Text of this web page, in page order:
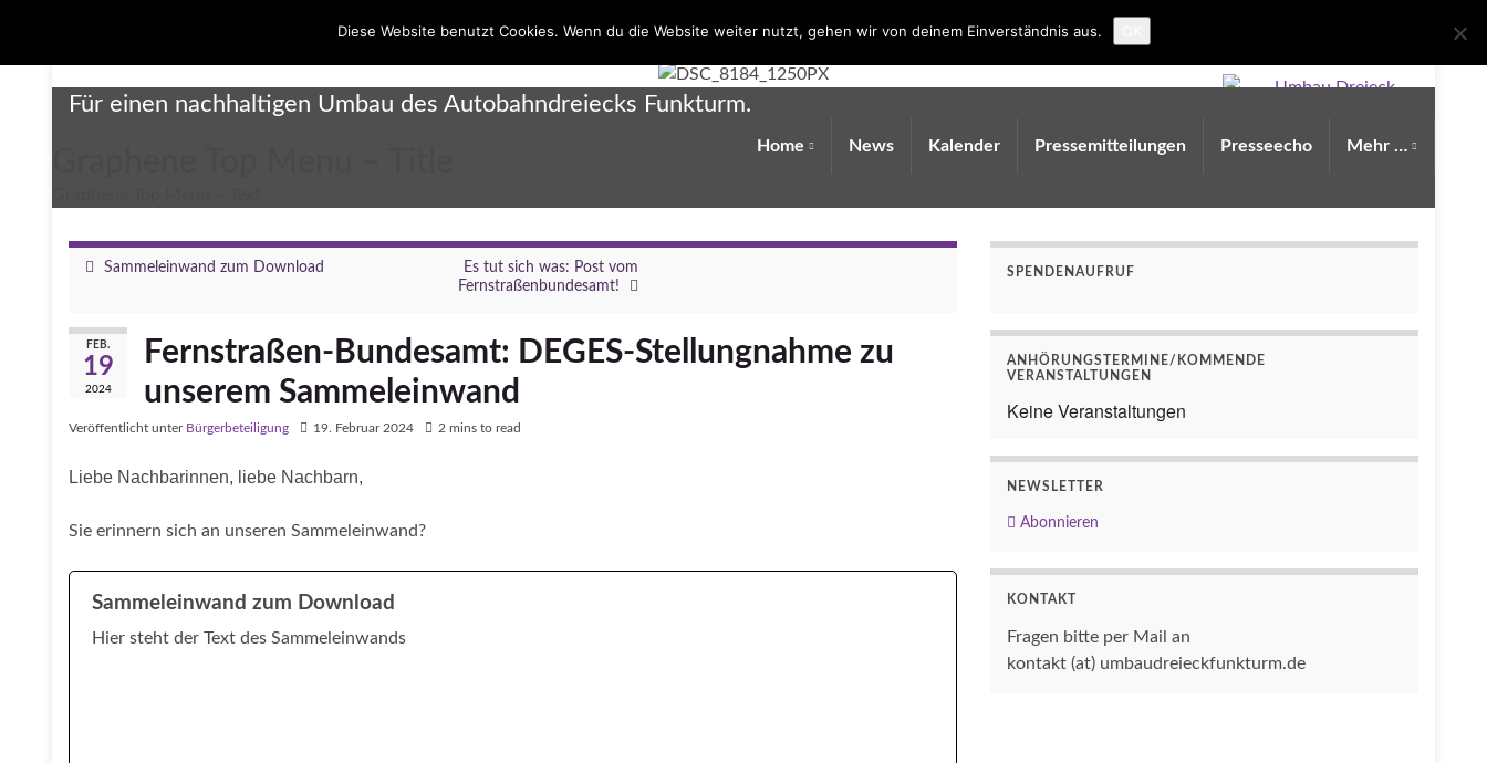
Search for:
Umbau Dreieck Funkturm
Für einen nachhaltigen Umbau des Autobahndreiecks Funkturm.
Home News Kalender Pressemitteilungen Presseecho Mehr …
Sammeleinwand zum Download
Es tut sich was: Post vom
Fernstraßenbundesamt!
FEB.
19
2024
Fernstraßen-Bundesamt: DEGES-Stellungnahme zu
unserem Sammeleinwand
Veröffentlicht unter Bürgerbeteiligung 19. Februar 2024 2 mins to read
Liebe Nachbarinnen, liebe Nachbarn,
Sie erinnern sich an unseren Sammeleinwand?
Sammeleinwand zum Download
Hier steht der Text des Sammeleinwands
SPENDENAUFRUF
ANHÖRUNGSTERMINE/KOMMENDE
VERANSTALTUNGEN
Keine Veranstaltungen
NEWSLETTER
Abonnieren
KONTAKT
Fragen bitte per Mail an
kontakt (at) umbaudreieckfunkturm.de
Diese Website benutzt Cookies. Wenn du die Website weiter nutzt, gehen wir von deinem Einverständnis aus.